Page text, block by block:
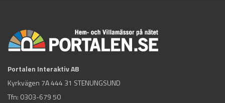
Portalen Interaktiv AB
Kyrkvägen 7A 444 31 STENUNGSUND
Tfn: 0303-679 50